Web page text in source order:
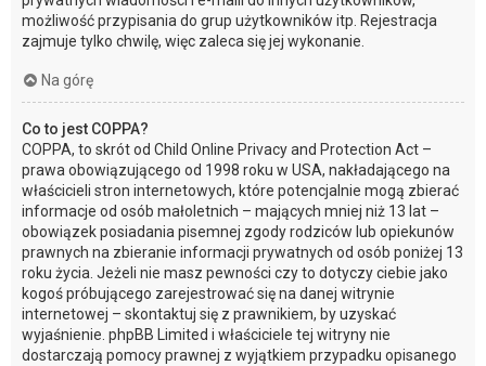
możliwość przypisania do grup użytkowników itp. Rejestracja
zajmuje tylko chwilę, więc zaleca się jej wykonanie.
Na górę
Co to jest COPPA?
COPPA, to skrót od Child Online Privacy and Protection Act –
prawa obowiązującego od 1998 roku w USA, nakładającego na
właścicieli stron internetowych, które potencjalnie mogą zbierać
informacje od osób małoletnich – mających mniej niż 13 lat –
obowiązek posiadania pisemnej zgody rodziców lub opiekunów
prawnych na zbieranie informacji prywatnych od osób poniżej 13
roku życia. Jeżeli nie masz pewności czy to dotyczy ciebie jako
kogoś próbującego zarejestrować się na danej witrynie
internetowej – skontaktuj się z prawnikiem, by uzyskać
wyjaśnienie. phpBB Limited i właściciele tej witryny nie
dostarczają pomocy prawnej z wyjątkiem przypadku opisanego